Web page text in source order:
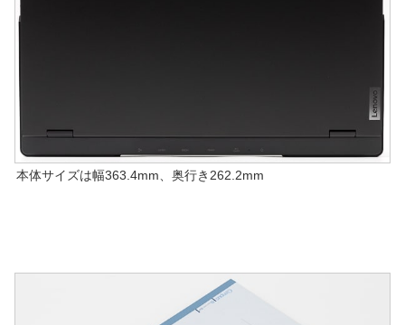
本体サイズは幅363.4mm、奥行き262.2mm